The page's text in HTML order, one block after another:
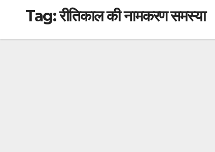
Tag:रीतिकाल की नामकरण समस्या